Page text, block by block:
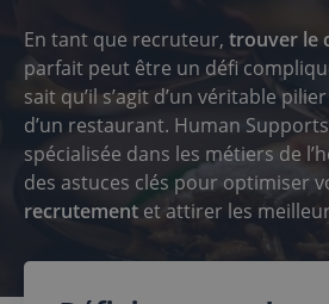
En tant que recruteur, trouver le
parfait peut être un défi
sait qu’il s’agit d’un véritable
d’un restaurant. Human
spécialisée dans les métiers de
des astuces clés pour optimiser
recrutement et attirer les